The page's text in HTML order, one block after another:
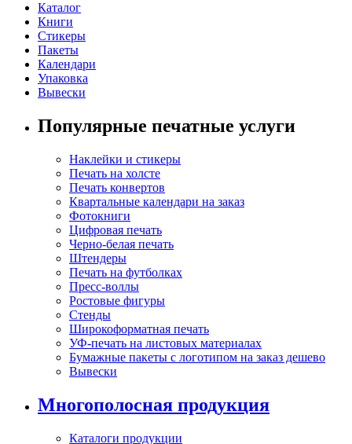
Каталог
Книги
Стикеры
Пакеты
Календари
Упаковка
Вывески
Популярные печатные услуги
Наклейки и стикеры
Печать на холсте
Печать конвертов
Квартальные календари на заказ
Фотокниги
Цифровая печать
Черно-белая печать
Штендеры
Печать на футболках
Пресс-воллы
Ростовые фигуры
Стенды
Широкоформатная печать
УФ-печать на листовых материалах
Бумажные пакеты с логотипом на заказ дешево
Вывески
Многополосная продукция
Каталоги продукции